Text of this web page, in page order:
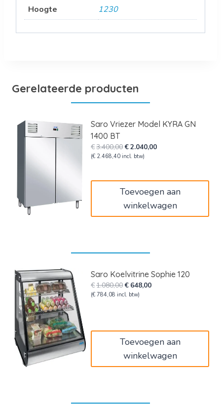
Hoogte
1230
Gerelateerde producten
Saro Vriezer Model KYRA GN
1400 BT
€3.400,00Oorspronkelijke
prijs
€2.040,00Huidige
(€ 2.468,40 incl. btw)
Toevoegen aan
winkelwagen
Saro Koelvitrine Sophie 120
€1.080,00Oorspronkelijke
prijs
€ 648,00Huidige
(€ 784,08 incl. btw)
Toevoegen aan
winkelwagen